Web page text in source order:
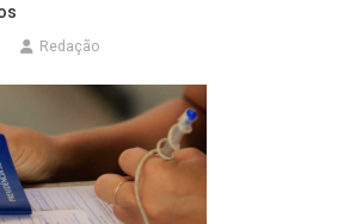
Redação